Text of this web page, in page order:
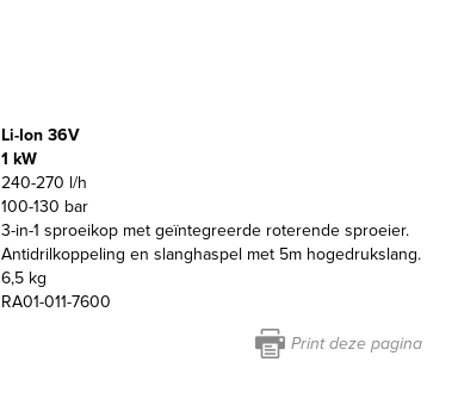
Li-Ion 36V
1 kW
240-270 l/h
100-130 bar
3-in-1 sproeikop met geïntegreerde roterende sproeier.
Antidrilkoppeling en slanghaspel met 5m hogedrukslang.
6,5 kg
RA01-011-7600
Print deze pagina